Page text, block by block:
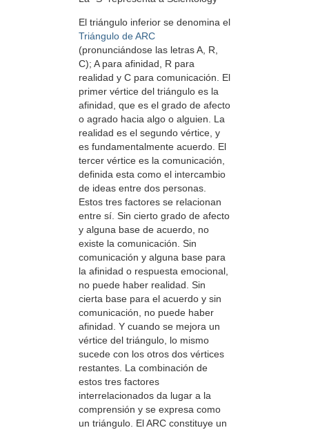
El triángulo inferior se denomina el
Triángulo de ARC
(pronunciándose las letras A, R,
C); A para afinidad, R para
realidad y C para comunicación. El
primer vértice del triángulo es la
afinidad, que es el grado de afecto
o agrado hacia algo o alguien. La
realidad es el segundo vértice, y
es fundamentalmente acuerdo. El
tercer vértice es la comunicación,
definida esta como el intercambio
de ideas entre dos personas.
Estos tres factores se relacionan
entre sí. Sin cierto grado de afecto
y alguna base de acuerdo, no
existe la comunicación. Sin
comunicación y alguna base para
la afinidad o respuesta emocional,
no puede haber realidad. Sin
cierta base para el acuerdo y sin
comunicación, no puede haber
afinidad. Y cuando se mejora un
vértice del triángulo, lo mismo
sucede con los otros dos vértices
restantes. La combinación de
estos tres factores
interrelacionados da lugar a la
comprensión y se expresa como
un triángulo. El ARC constituye un